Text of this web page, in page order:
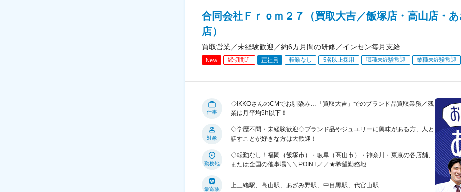
合同会社Ｆｒｏｍ２７（買取大吉／飯塚店・高山店・
店）
買取営業／未経験歓迎／約6カ月間の研修／インセン毎月支給
New 締切間近 正社員 転勤なし 5名以上採用 職種未経験歓迎 業種未経験歓迎
仕事
◇IKKOさんのCMでお馴染み…「買取大吉」でのブランド品買取業務／残
業は月平均5h以下！
対象
◇学歴不問・未経験歓迎◇ブランド品やジュエリーに興味がある方、人と
話すことが好きな方は大歓迎！
勤務地
◇転勤なし！福岡（飯塚市）・岐阜（高山市）・神奈川・東京の各店舗、
または全国の催事場＼＼POINT／／★希望勤務地...
最寄駅
上三緒駅、高山駅、あざみ野駅、中目黒駅、代官山駅